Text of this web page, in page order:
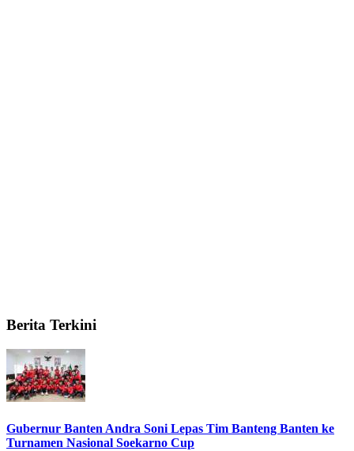
Berita Terkini
Gubernur Banten Andra Soni Lepas Tim Banteng Banten ke
Turnamen Nasional Soekarno Cup